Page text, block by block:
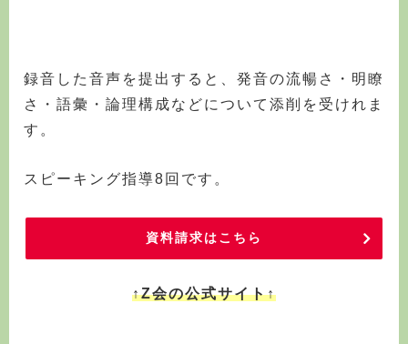
録音した音声を提出すると、発音の流暢さ・明瞭
さ・語彙・論理構成などについて添削を受けれま
す。
スピーキング指導8回です。
資料請求はこちら
↑Z会の公式サイト↑